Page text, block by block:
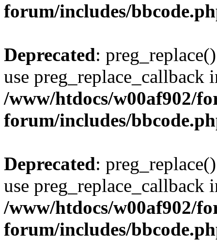
forum/includes/
Deprecated:
use preg_replace_callback
/www/htdocs/w00af902/
forum/includes/
Deprecated:
use preg_replace_callback
/www/htdocs/w00af902/
forum/includes/